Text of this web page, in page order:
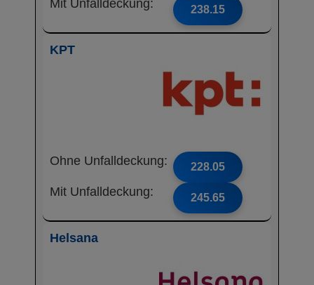
Mit Unfalldeckung: 238.15
KPT
Ohne Unfalldeckung: 228.05
Mit Unfalldeckung: 245.65
Helsana